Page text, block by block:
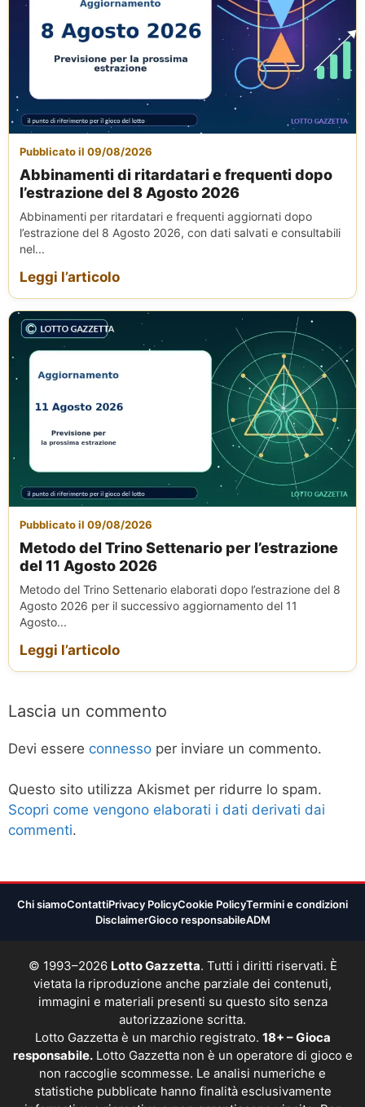
Pubblicato il 09/08/2026
Abbinamenti di ritardatari e frequenti dopo
l’estrazione del 8 Agosto 2026
Abbinamenti per ritardatari e frequenti aggiornati dopo
l’estrazione del 8 Agosto 2026, con dati salvati e consultabili
nel...
Leggi l’articolo
Pubblicato il 09/08/2026
Metodo del Trino Settenario per l’estrazione
del 11 Agosto 2026
Metodo del Trino Settenario elaborati dopo l’estrazione del 8
Agosto 2026 per il successivo aggiornamento del 11
Agosto...
Leggi l’articolo
Lascia un commento
Devi essere connesso per inviare un commento.
Questo sito utilizza Akismet per ridurre lo spam.
Scopri come vengono elaborati i dati derivati dai
commenti.
Chi siamoContattiPrivacy PolicyCookie PolicyTermini e condizioni
DisclaimerGioco responsabileADM
© 1993–2026 Lotto Gazzetta. Tutti i diritti riservati. È
vietata la riproduzione anche parziale dei contenuti,
immagini e materiali presenti su questo sito senza
autorizzazione scritta.
Lotto Gazzetta è un marchio registrato. 18+ – Gioca
responsabile.Lotto Gazzetta non è un operatore di gioco e
non raccoglie scommesse. Le analisi numeriche e
statistiche pubblicate hanno finalità esclusivamente